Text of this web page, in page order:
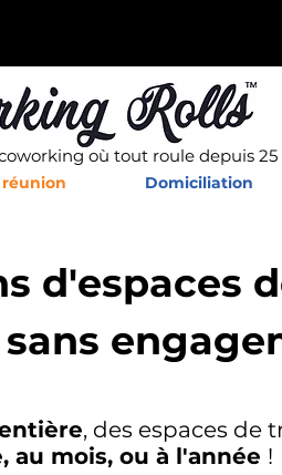
où tout roule depuis 25
réunion Domiciliation
d'espaces
, des espaces de
au mois, ou à l'année !